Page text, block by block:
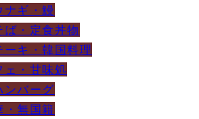
ナギ・鰻
ば・定食丼物
ーキ・韓国料理
ェ・甘味処
ンバーグ
・無国籍